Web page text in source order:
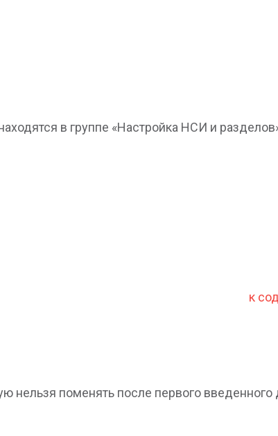
в группе «Настройка НСИ и
к
нельзя поменять после первого введенного